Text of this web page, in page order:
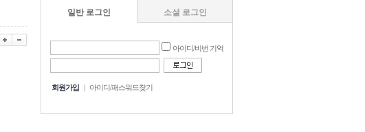
일반 로그인 소셜 로그인
아이디/비번 기억
회원가입 | 아이디/패스워드찾기